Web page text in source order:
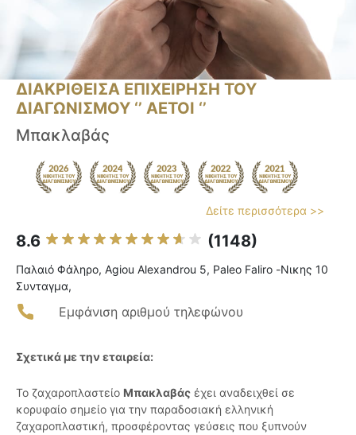
ΔΙΑΚΡΙΘΕΙΣΑ ΕΠΙΧΕΙΡΗΣΗ ΤΟΥ
ΔΙΑΓΩΝΙΣΜΟΥ ‘’ ΑΕΤΟΙ ‘’
Μπακλαβάς
Δείτε περισσότερα >>
8.6 (1148)
Παλαιό Φάληρο, Agiou Alexandrou 5, Paleo Faliro -Νικης 10
Συνταγμα,
Εμφάνιση αριθμού τηλεφώνου
Σχετικά με την εταιρεία:
Το ζαχαροπλαστείο Μπακλαβάς έχει αναδειχθεί σε
κορυφαίο σημείο για την παραδοσιακή ελληνική
ζαχαροπλαστική, προσφέροντας γεύσεις που ξυπνούν